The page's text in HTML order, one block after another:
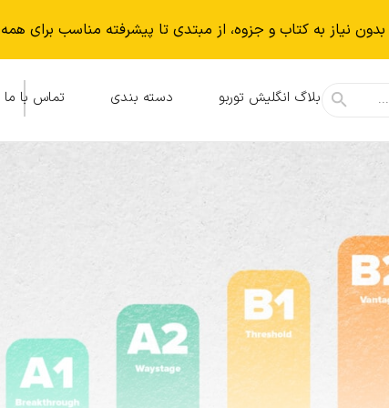
نياز به كتاب و جزوه، از مبتدی تا پیشرفته مناسب برای
بلاگ انگلیش توربو دسته بندی تماس با ما